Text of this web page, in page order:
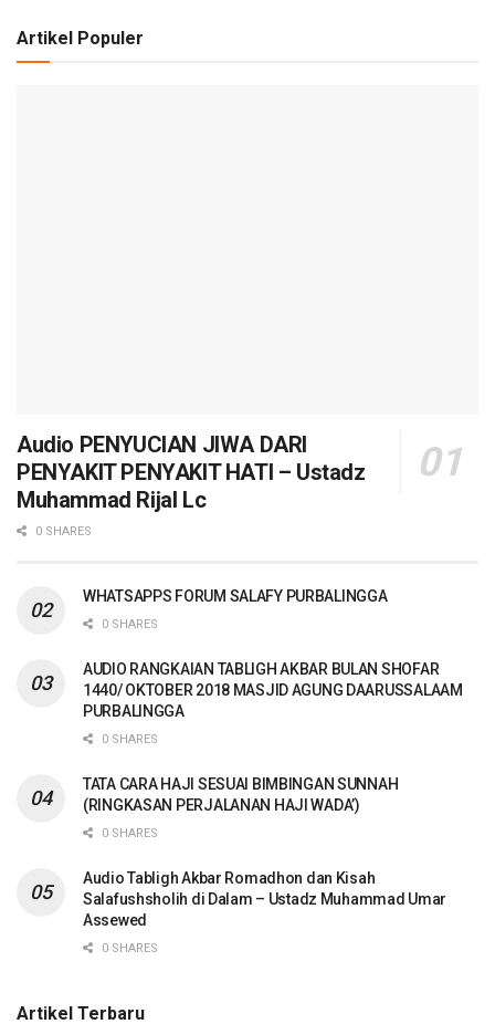
Artikel Populer
Audio PENYUCIAN JIWA DARI
PENYAKIT PENYAKIT HATI – Ustadz
Muhammad Rijal Lc
0 SHARES
WHATSAPPS FORUM SALAFY PURBALINGGA
0 SHARES
AUDIO RANGKAIAN TABLIGH AKBAR BULAN SHOFAR
1440/ OKTOBER 2018 MASJID AGUNG DAARUSSALAAM
PURBALINGGA
0 SHARES
TATA CARA HAJI SESUAI BIMBINGAN SUNNAH
(RINGKASAN PERJALANAN HAJI WADA’)
0 SHARES
Audio Tabligh Akbar Romadhon dan Kisah
Salafushsholih di Dalam – Ustadz Muhammad Umar
Assewed
0 SHARES
Artikel Terbaru